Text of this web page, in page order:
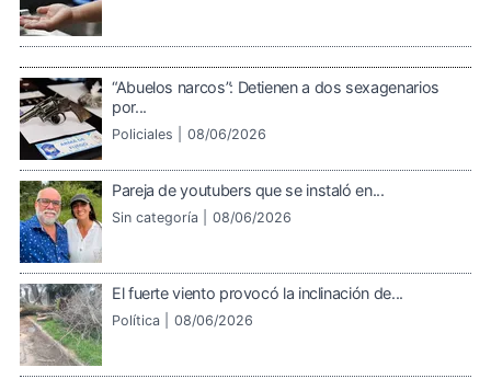
“Abuelos narcos”: Detienen a dos sexagenarios
por...
Policiales | 08/06/2026
Pareja de youtubers que se instaló en...
Sin categoría | 08/06/2026
El fuerte viento provocó la inclinación de...
Política | 08/06/2026